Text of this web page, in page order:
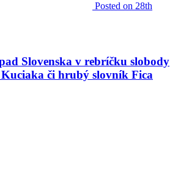
Posted on 28th
Slovenska v rebríčku slobody
Kuciaka či hrubý slovník Fica